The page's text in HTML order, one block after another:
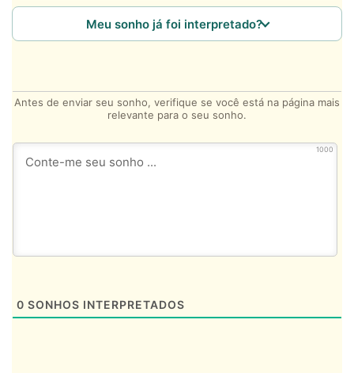
Meu sonho já foi interpretado?
Antes de enviar seu sonho, verifique se você está na página mais
relevante para o seu sonho.
1000
0 SONHOS INTERPRETADOS